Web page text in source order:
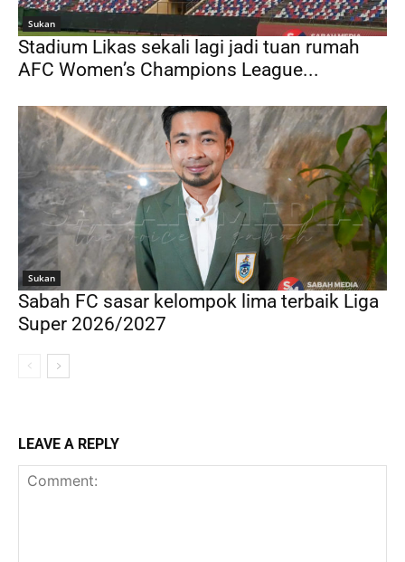
Sukan
Stadium Likas sekali lagi jadi tuan rumah
AFC Women’s Champions League...
Sukan
Sabah FC sasar kelompok lima terbaik Liga
Super 2026/2027
LEAVE A REPLY